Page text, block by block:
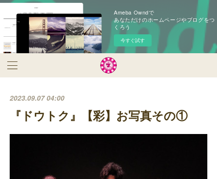
Ameba Owndで
あなただけのホームページやブログをつ
くろう
今すぐ試す
2023.09.07 04:00
『ドウトク』【彩】お写真その①